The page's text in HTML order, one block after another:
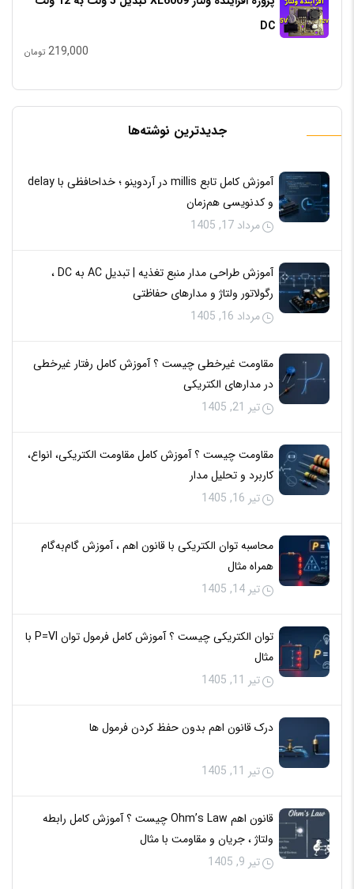
DC
219,000 تومان
جدیدترین نوشته‌ها
آموزش کامل تابع millis در آردوینو ؛ خداحافظی با delay
و کدنویسی هم‌زمان
مرداد 17, 1405
آموزش طراحی مدار منبع تغذیه | تبدیل AC به DC ،
رگولاتور ولتاژ و مدارهای حفاظتی
مرداد 16, 1405
مقاومت غیرخطی چیست ؟ آموزش کامل رفتار غیرخطی
در مدارهای الکتریکی
تیر 21, 1405
مقاومت چیست ؟ آموزش کامل مقاومت الکتریکی، انواع،
کاربرد و تحلیل مدار
تیر 16, 1405
محاسبه توان الکتریکی با قانون اهم ، آموزش گام‌به‌گام
همراه مثال
تیر 14, 1405
توان الکتریکی چیست ؟ آموزش کامل فرمول توان P=VI با
مثال
تیر 11, 1405
درک قانون اهم بدون حفظ کردن فرمول‌ ها
تیر 11, 1405
قانون اهم Ohm’s Law چیست ؟ آموزش کامل رابطه
ولتاژ ، جریان و مقاومت با مثال
تیر 9, 1405